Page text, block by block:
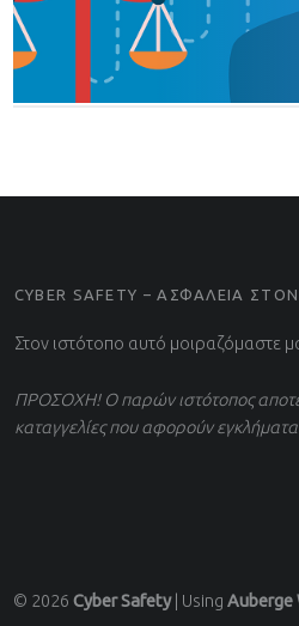
FOOTER SIDEBAR
CYBER SAFETY – ΑΣΦΑΛΕΙΑ
Στον ιστότοπο αυτό μοιραζόμαστε
ΠΡΟΣΟΧΗ! Ο παρών ιστότοπος
καταγγελίες που αφορούν
© 2026 Cyber Safety Using Auberge